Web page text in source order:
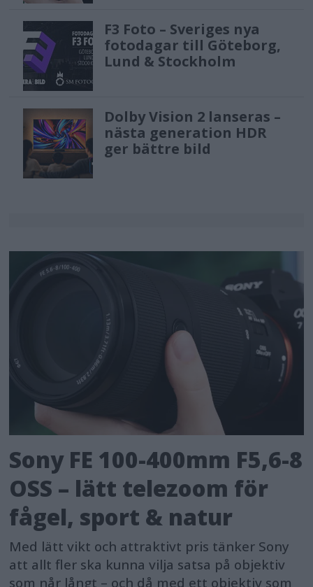
F3 Foto – Sveriges nya
fotodagar till Göteborg,
Lund & Stockholm
Dolby Vision 2 lanseras –
nästa generation HDR
ger bättre bild
Sony FE 100-400mm F5,6-8
OSS – lätt telezoom för
fågel, sport & natur
Med lätt vikt och attraktivt pris tänker Sony
att allt fler ska kunna vilja satsa på objektiv
som når långt – och då med ett objektiv som